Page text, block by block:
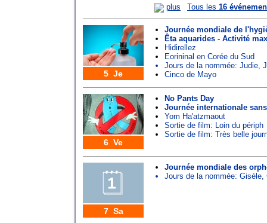
plus
Tous les 16
5 Je
Journée mondiale de
Êta aquarides - Activité
Hidirellez
Eorininal en Corée du Sud
Jours de la nommée: Judie
Cinco de Mayo
6 Ve
No Pants Day
Journée internationale
Yom Ha'atzmaout
Sortie de film: Loin du périph
Sortie de film: Très belle
7 Sa
Journée mondiale des
Jours de la nommée: Gisèle